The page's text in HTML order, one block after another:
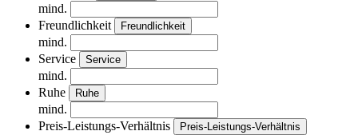
mind.
Freundlichkeit
Freundlichkeit
mind.
Service
Service
mind.
Ruhe
Ruhe
mind.
Preis-Leistungs-Verhältnis
Preis-Leistungs-Verhältnis